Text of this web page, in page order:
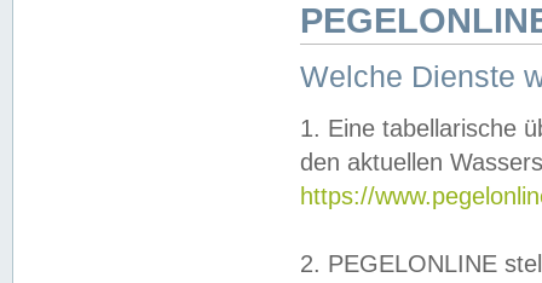
Welche Dienste
1. Eine tabellarische
den aktuellen
https://
2. PEGELONLINE